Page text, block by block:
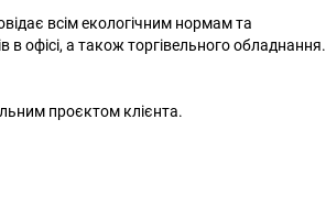
всім екологічним нормам та
офісі, а також торгівельного обладнання.
проєктом клієнта.